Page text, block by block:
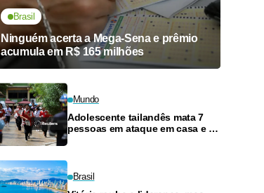
Brasil
Ninguém acerta a Mega-Sena e prêmio
acumula em R$ 165 milhões
Mundo
Adolescente tailandês mata 7
pessoas em ataque em casa e na
Brasil